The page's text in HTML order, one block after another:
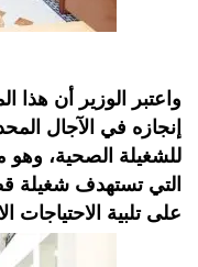
واعتبر الوزير أن
إنجازه في الآجال
للشغيلة الصحية، وهو
التي تستهدف شغيلة
على تلبية الاحتياجات